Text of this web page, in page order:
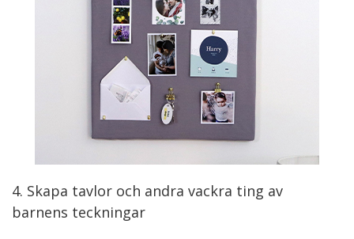
4. Skapa tavlor och andra vackra ting av
barnens teckningar